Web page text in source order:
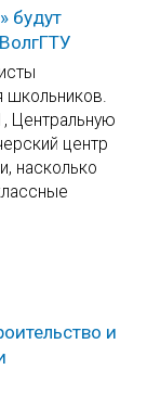
будут
школьников.
Центральную
центр
насколько
и